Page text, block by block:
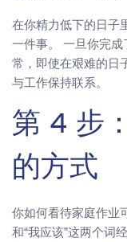
在你精力低下的日子
一件事。 一旦你完
常，即使在艰难的日
与工作保持联系。
第 4 步
的方式
你如何看待家庭作业
和“我应该”这两个词